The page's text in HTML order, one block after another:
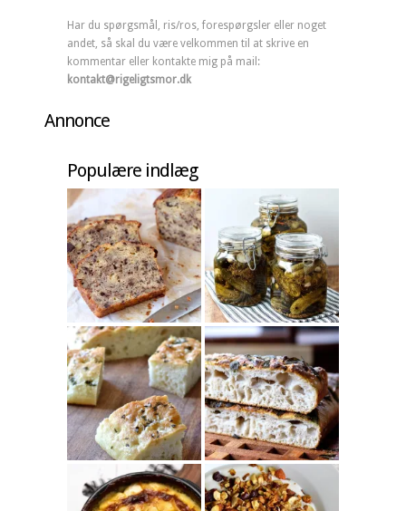
Har du spørgsmål, ris/ros, forespørgsler eller noget
andet, så skal du være velkommen til at skrive en
kommentar eller kontakte mig på mail:
kontakt@rigeligtsmor.dk
Annonce
Populære indlæg